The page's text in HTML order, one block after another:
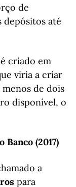
de
depósitos até
criado em
viria a criar
de dois
disponível, o
Banco (2017)
a
para